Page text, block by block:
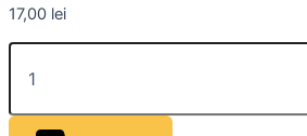
17,00 lei